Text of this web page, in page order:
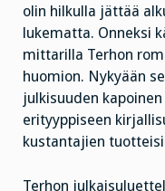
olin hilkulla jättää
lukematta. Onneksi
mittarilla Terhon
huomion. Nykyään
julkisuuden
erityyppiseen
kustantajien
Terhon